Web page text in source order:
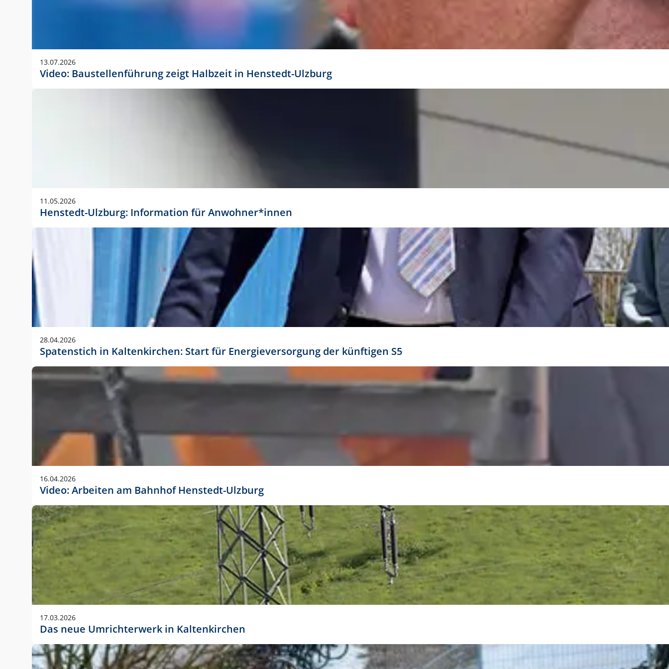
Anwendungsgröße im Layout:
Die Logohöhe beträgt 4 – 10 % der jeweiligen Formathöhe. Daraus ergeben sich für gängige Formate
folgende fest definierte Anwendungsgrößen im Layout:
DIN A3 – 15 mm hoch (5 %)
DIN A1 – 39 mm hoch (5 %)
DIN lang – 10 mm hoch (5 %)
1080 x 1080 px – 78 px hoch (7 %)
In Ausnahmefällen darf das Logo jedoch auch größer oder kleiner gesetzt werden. Dazu bedarf es jedoch
stets der vorherigen Absprache mit der Marketingabteilung.
13.07.2026
Video: Baustellenführung zeigt Halbzeit in Henstedt-Ulzburg
11.05.2026
Henstedt-Ulzburg: Information für Anwohner*innen
28.04.2026
Spatenstich in Kaltenkirchen: Start für Energieversorgung der künftigen S5
16.04.2026
Video: Arbeiten am Bahnhof Henstedt-Ulzburg
17.03.2026
Das neue Umrichterwerk in Kaltenkirchen